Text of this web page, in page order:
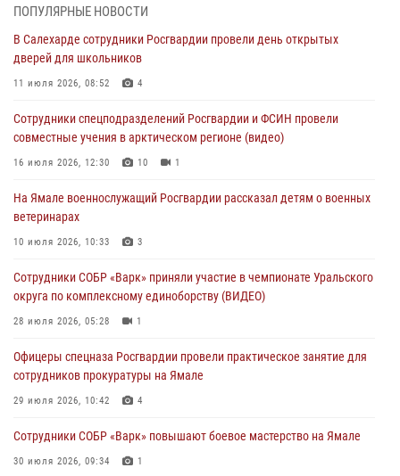
03 августа 2026, 07:21 2
Генерал-полковник Юрий Аверин выступил на Всероссийском
молодёжном образовательном форуме «Территория смыслов»
03 августа 2026, 06:54
Директор Росгвардии Герой России генерал армии Виктор Золотов
поздравил специалистов подразделений тыла с профессиональным
праздником
Сотрудники СОБР «Варк» повышают боевое мастерство на Ямале
30 июля 2026, 09:34 1
Офицеры спецназа Росгвардии провели практическое занятие для
сотрудников прокуратуры на Ямале
29 июля 2026, 10:42 4
ПОПУЛЯРНЫЕ НОВОСТИ
В Салехарде сотрудники Росгвардии провели день открытых
дверей для школьников
11 июля 2026, 08:52 4
Сотрудники спецподразделений Росгвардии и ФСИН провели
совместные учения в арктическом регионе (видео)
16 июля 2026, 12:30 10 1
На Ямале военнослужащий Росгвардии рассказал детям о военных
ветеринарах
10 июля 2026, 10:33 3
Сотрудники СОБР «Варк» приняли участие в чемпионате Уральского
округа по комплексному единоборству (ВИДЕО)
28 июля 2026, 05:28 1
Офицеры спецназа Росгвардии провели практическое занятие для
сотрудников прокуратуры на Ямале
29 июля 2026, 10:42 4
Сотрудники СОБР «Варк» повышают боевое мастерство на Ямале
30 июля 2026, 09:34 1